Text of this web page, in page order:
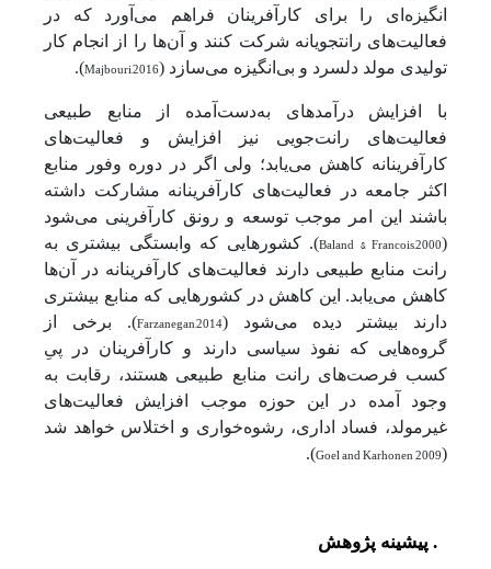
انگیزه‌ای را برای کارآفرینان فراهم می‌آورد که در
فعالیت‌های رانت­جویانه شرکت کنند و آن‌ها را از انجام کار
تولیدی مولد دلسرد و بی‌انگیزه می‌سازد (Majbouri,2016
).
با افزایش درآمدهای به‌دست‌آمده از منابع طبیعی
فعالیت‌های رانت‌جویی نیز افزایش و فعالیت‌های
کارآفرینانه کاهش می‌یابد؛ ولی اگر در دوره وفور منابع
اکثر جامعه در فعالیت‌های کارآفرینانه مشارکت داشته
باشند این امر موجب توسعه و رونق کارآفرینی می‌شود
(
Baland & Francois,2000). کشورهایی که وابستگی بیشتری به
رانت منابع طبیعی دارند فعالیت‌های کارآفرینانه در آن‌ها
کاهش می‌یابد. این کاهش در کشورهایی که منابع بیشتری
دارند بیشتر دیده می‌شود (Farzanegan,2014). برخی از
گروه‌هایی که نفوذ سیاسی دارند و کارآفرینان در پیِ
کسب فرصت‌های رانت منابع طبیعی هستند، رقابت به
وجود آمده در این حوزه موجب افزایش فعالیت‌های
غیرمولد، فساد اداری، رشوه‌خواری و اختلاس خواهد شد
(
Goel and Karhonen 2009
).